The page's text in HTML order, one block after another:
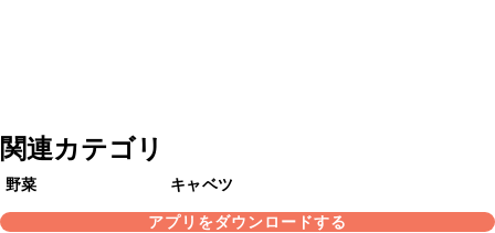
関連カテゴリ
野菜
キャベツ
アプリをダウンロードする